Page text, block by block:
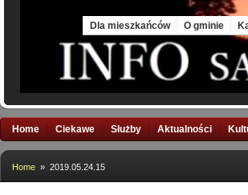
Dla mieszkańców O gminie
Home Ciekawe Służby Aktualności
Home » 2019.05.24.15